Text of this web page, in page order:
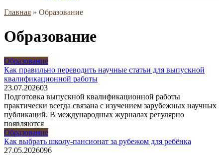
Главная » Образование
Образование
Образование
Как правильно переводить научные статьи для выпускной
квалификационной работы
23.07.202603
Подготовка выпускной квалификационной работы
практически всегда связана с изучением зарубежных научных
публикаций. В международных журналах регулярно
появляются
Образование
Как выбрать школу-пансионат за рубежом для ребёнка
27.05.2026096